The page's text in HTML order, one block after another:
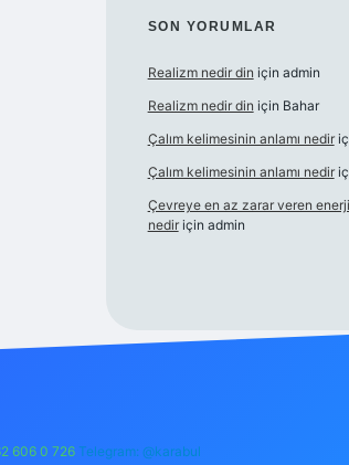
SON YORUMLAR
Realizm nedir din için admin
Realizm nedir din için Bahar
Çalım kelimesinin anlamı nedir
Çalım kelimesinin anlamı nedir
Çevreye en az zarar veren
nediriçin admin
606 0 726 Telegram: @karabul